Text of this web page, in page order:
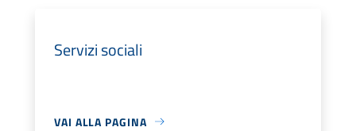
Servizi sociali
VAI ALLA PAGINA